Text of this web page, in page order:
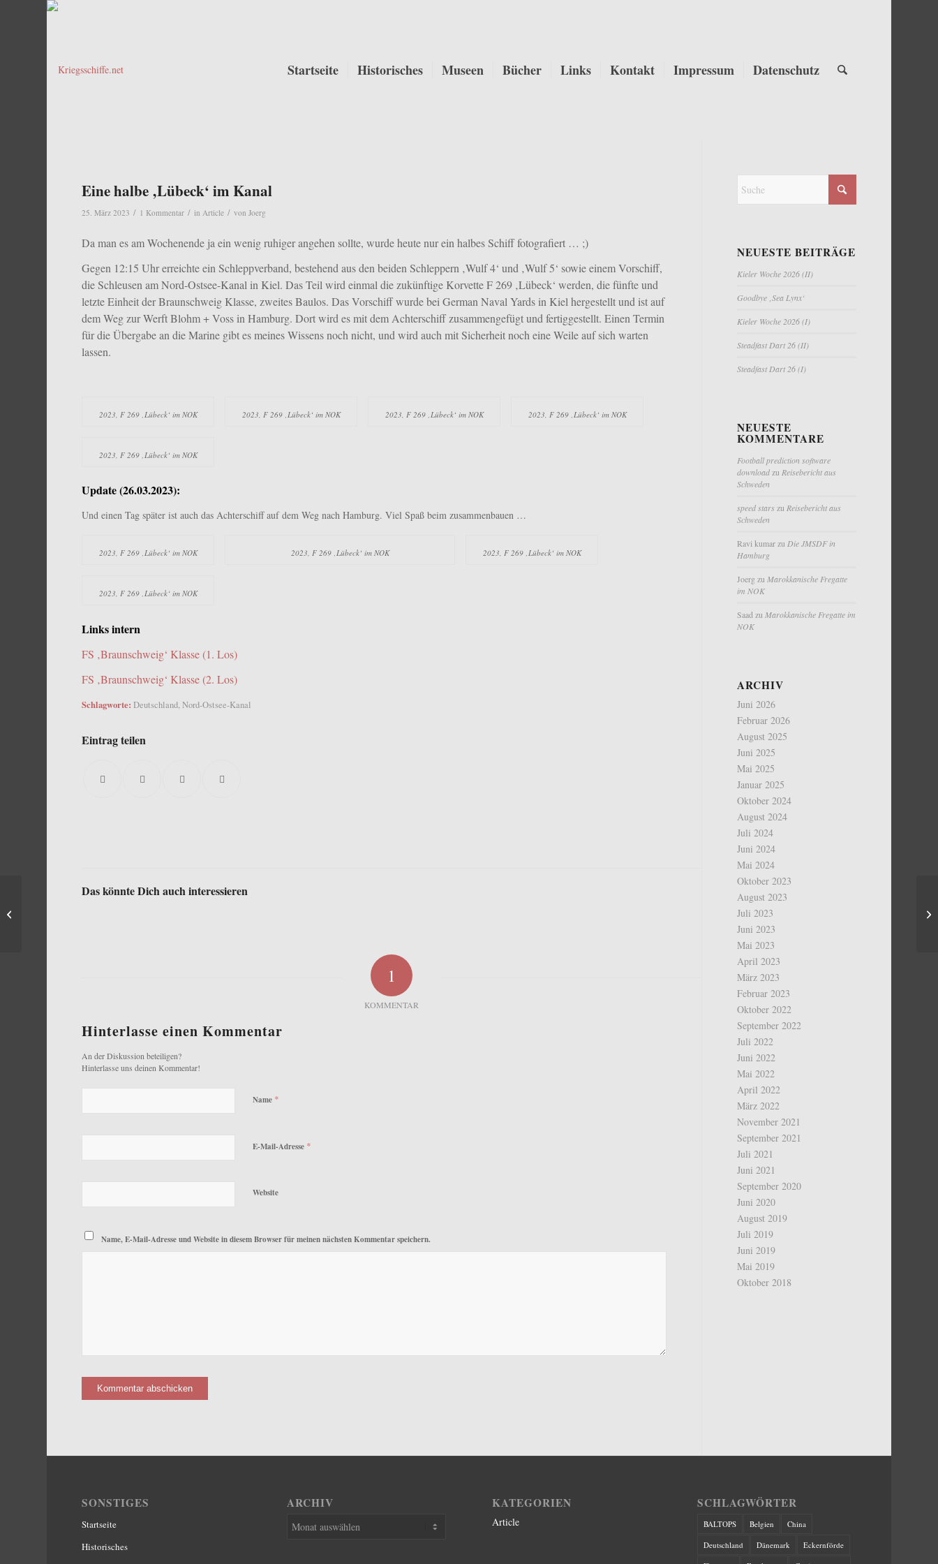
Startseite Historisches Museen Bücher Links Kontakt Impressum Datenschutz
Eine halbe ‚Lübeck‘ im Kanal
25. März 2023 / 1 Kommentar / inArticle / vonJoerg
Da man es am Wochenende ja ein wenig ruhiger angehen sollte, wurde heute nur ein halbes Schiff fotografiert … ;)
Gegen 12:15 Uhr erreichte ein Schleppverband, bestehend aus den beiden Schleppern ‚Wulf 4‘ und ‚Wulf 5‘ sowie einem Vorschiff,
die Schleusen am Nord-Ostsee-Kanal in Kiel. Das Teil wird einmal die zukünftige Korvette F 269 ‚Lübeck‘ werden, die fünfte und
letzte Einheit der Braunschweig Klasse, zweites Baulos. Das Vorschiff wurde bei German Naval Yards in Kiel hergestellt und ist auf
dem Weg zur Werft Blohm + Voss in Hamburg. Dort wird es mit dem Achterschiff zusammengefügt und fertiggestellt. Einen Termin
für die Übergabe an die Marine gibt es meines Wissens noch nicht, und wird auch mit Sicherheit noch eine Weile auf sich warten
lassen.
2023, F 269 ‚Lübeck‘ im NOK 2023, F 269 ‚Lübeck‘ im NOK 2023, F 269 ‚Lübeck‘ im NOK 2023, F 269 ‚Lübeck‘ im NOK
2023, F 269 ‚Lübeck‘ im NOK
Update (26.03.2023):
Und einen Tag später ist auch das Achterschiff auf dem Weg nach Hamburg. Viel Spaß beim zusammenbauen …
2023, F 269 ‚Lübeck‘ im NOK 2023, F 269 ‚Lübeck‘ im NOK 2023, F 269 ‚Lübeck‘ im NOK
2023, F 269 ‚Lübeck‘ im NOK
Links intern
FS ‚Braunschweig‘ Klasse (1. Los)
FS ‚Braunschweig‘ Klasse (2. Los)
Schlagworte: Deutschland,Nord-Ostsee-Kanal
Eintrag teilen
Das könnte Dich auch interessieren
1
KOMMENTAR
Hinterlasse einen Kommentar
An der Diskussion beteiligen?
Hinterlasse uns deinen Kommentar!
Name *
E-Mail-Adresse *
Website
Name, E-Mail-Adresse und Website in diesem Browser für meinen nächsten Kommentar speichern.
NEUESTE BEITRÄGE
Kieler Woche 2026 (II)
Goodbye ‚Sea Lynx‘
Kieler Woche 2026 (I)
Steadfast Dart 26 (II)
Steadfast Dart 26 (I)
NEUESTE
KOMMENTARE
Football prediction software
downloadzu Reisebericht aus
Schweden
speed stars zu Reisebericht aus
Schweden
Ravi kumarzu Die JMSDF in
Hamburg
Joerg zu Marokkanische Fregatte
im NOK
Saad zu Marokkanische Fregatte im
NOK
ARCHIV
Juni 2026
Februar 2026
August 2025
Juni 2025
Mai 2025
Januar 2025
Oktober 2024
August 2024
Juli 2024
Juni 2024
Mai 2024
Oktober 2023
August 2023
Juli 2023
Juni 2023
Mai 2023
April 2023
März 2023
Februar 2023
Oktober 2022
September 2022
Juli 2022
Juni 2022
Mai 2022
April 2022
März 2022
November 2021
September 2021
Juli 2021
Juni 2021
September 2020
Juni 2020
August 2019
Juli 2019
Juni 2019
Mai 2019
Oktober 2018
SONSTIGES
Startseite
Historisches
ARCHIV KATEGORIEN
Article
SCHLAGWÖRTER
BALTOPS Belgien
China
Deutschland
Dänemark
Eckernförde